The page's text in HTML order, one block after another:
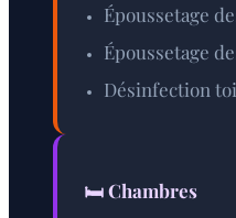
Époussetage
Époussetage
Désinfection
🛏️ Chambres